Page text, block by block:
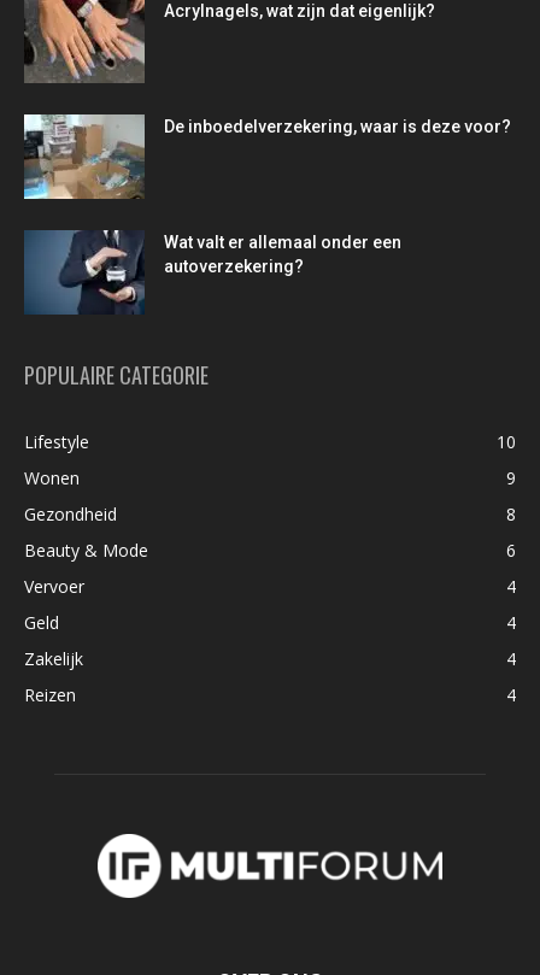
Acrylnagels, wat zijn dat eigenlijk?
De inboedelverzekering, waar is deze voor?
Wat valt er allemaal onder een
autoverzekering?
POPULAIRE CATEGORIE
Lifestyle
10
Wonen
9
Gezondheid
8
Beauty & Mode
6
Vervoer
4
Geld
4
Zakelijk
4
Reizen
4